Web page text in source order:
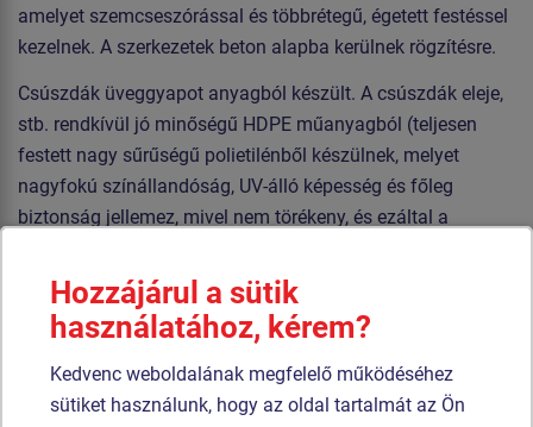
amelyet szemcseszórással és többrétegű, égetett festéssel
kezelnek. A szerkezetek beton alapba kerülnek rögzítésre.
Csúszdák üveggyapot anyagból készült. A csúszdák eleje,
stb. rendkívül jó minőségű HDPE műanyagból (teljesen
festett nagy sűrűségű polietilénből készülnek, melyet
nagyfokú színállandóság, UV-álló képesség és főleg
biztonság jellemez, mivel nem törékeny, és ezáltal a
sérülés veszélye). Az emelvények HPL készülnek
(Nagynyomású laminátum készülnek csúszásgátlóval,
melyet nagyfokú színállandóság, karcolásokkal szembeni
ellenálló képesség és vízállóság). A kötelek HERKULES
anyagból (16 mm-es polipropilén kötél belső acélmaggal)
Hozzájárul a sütik
használatához, kérem?
Kedvenc weboldalának megfelelő működéséhez
sütiket használunk, hogy az oldal tartalmát az Ön